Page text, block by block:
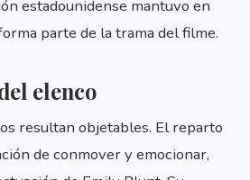
estadounidense mantuvo en
parte de la trama del filme.
elenco
resultan objetables. El reparto
de conmover y emocionar,